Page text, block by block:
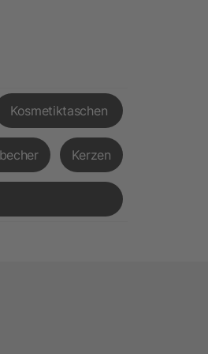
Kosmetiktaschen
Kerzen